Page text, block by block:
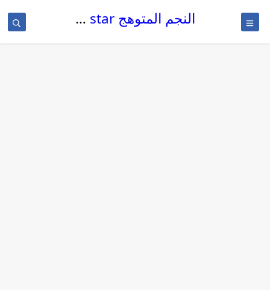
النجم المتوهج The glowing star